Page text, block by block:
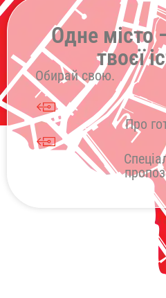
Одне місто
твоєї
Обирай свою.
Про